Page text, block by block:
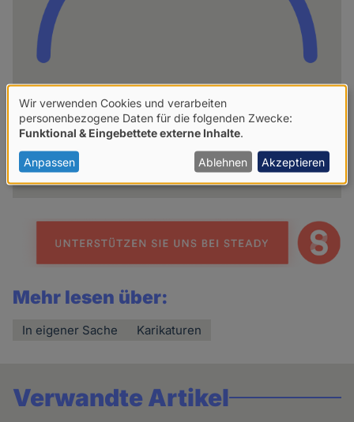
hpd
Weitere Artikel des Autoren
Mehr lesen über:
In eigener Sache Karikaturen
Verwandte Artikel
Verwendung
von
personenbezogenen
Daten
Wir verwenden Cookies und verarbeiten
personenbezogene Daten für die folgenden Zwecke:
Funktional & Eingebettete externe Inhalte.
Anpassen Ablehnen Akzeptieren